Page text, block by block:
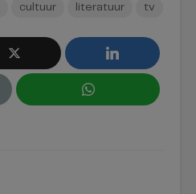
cultuur literatuur tv